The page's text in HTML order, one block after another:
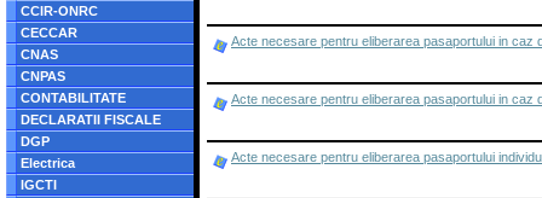
CCIR-ONRC
CECCAR
CNAS
CNPAS
CONTABILITATE
DECLARATII FISCALE
DGP
Electrica
IGCTI
Acte necesare pentru eliberarea pasaportului in caz
Acte necesare pentru eliberarea pasaportului in caz
Acte necesare pentru eliberarea pasaportului